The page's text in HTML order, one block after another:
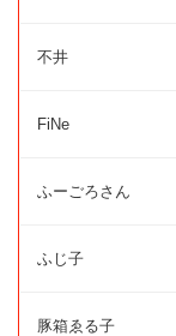
不井
FiNe
ふーごろさん
ふじ子
豚箱ゑる子